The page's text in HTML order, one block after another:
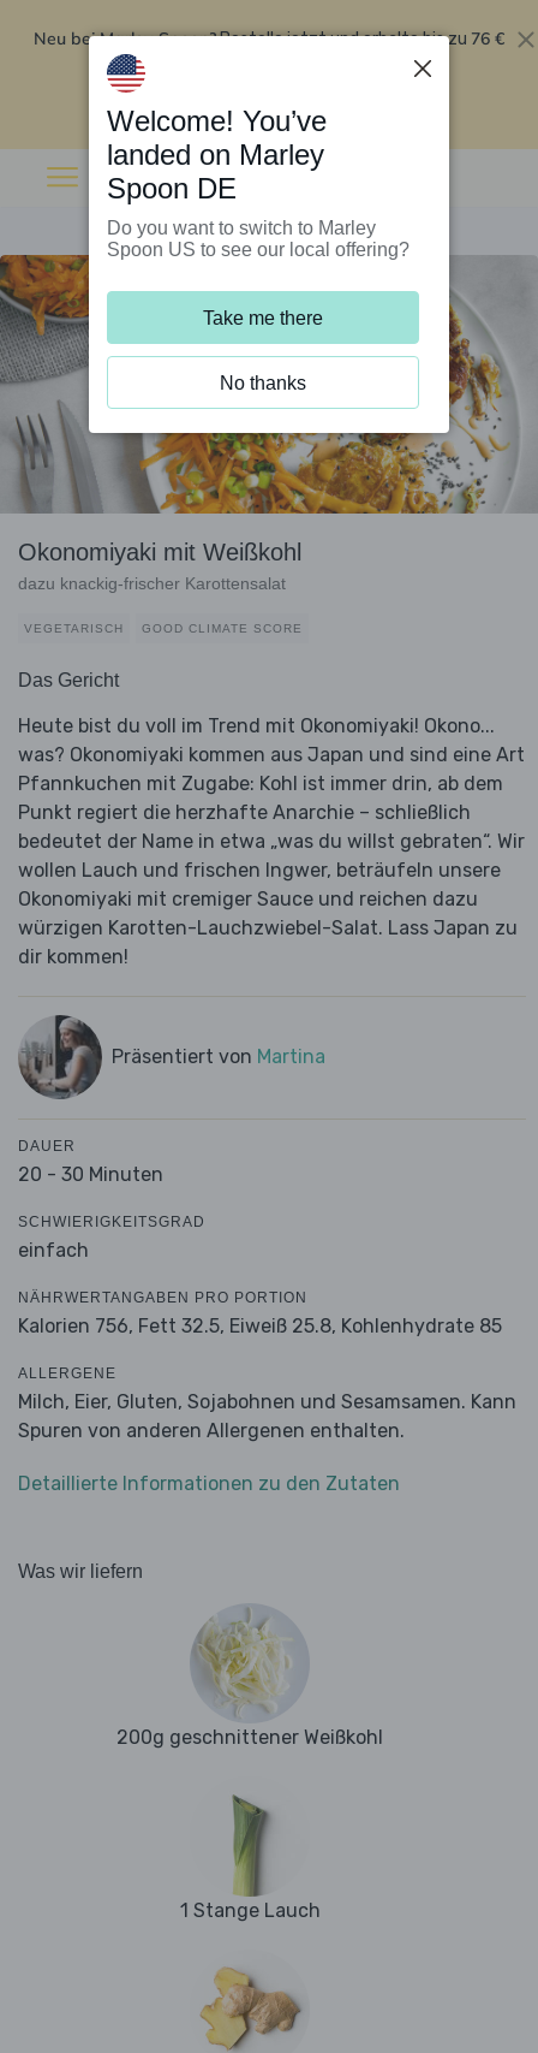
Neu bei Marley Spoon?Bestelle jetzt und erhalte bis zu 76 €
Rabatt auf deine ersten fünf Boxen
Okonomiyaki mit Weißkohl
dazu knackig-frischer Karottensalat
VEGETARISCH GOOD CLIMATE SCORE
Das Gericht
Heute bist du voll im Trend mit Okonomiyaki! Okono...
was? Okonomiyaki kommen aus Japan und sind eine Art
Pfannkuchen mit Zugabe: Kohl ist immer drin, ab dem
Punkt regiert die herzhafte Anarchie – schließlich
bedeutet der Name in etwa „was du willst gebraten“. Wir
wollen Lauch und frischen Ingwer, beträufeln unsere
Okonomiyaki mit cremiger Sauce und reichen dazu
würzigen Karotten-Lauchzwiebel-Salat. Lass Japan zu
dir kommen!
Präsentiert von Martina
DAUER
20 - 30 Minuten
SCHWIERIGKEITSGRAD
einfach
NÄHRWERTANGABEN PRO PORTION
Kalorien 756, Fett 32.5, Eiweiß 25.8, Kohlenhydrate 85
ALLERGENE
Milch, Eier, Gluten, Sojabohnen und Sesamsamen. Kann
Spuren von anderen Allergenen enthalten.
Detaillierte Informationen zu den Zutaten
Was wir liefern
200g geschnittener Weißkohl
1 Stange Lauch
Welcome! You’ve
landed on Marley
Spoon DE
Do you want to switch to Marley
Spoon US to see our local offering?
Take me there
No thanks